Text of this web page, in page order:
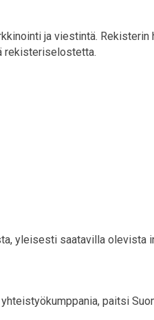
ja viestintä. Rekisterin
rekisteriselostetta.
yleisesti saatavilla olevista
paitsi